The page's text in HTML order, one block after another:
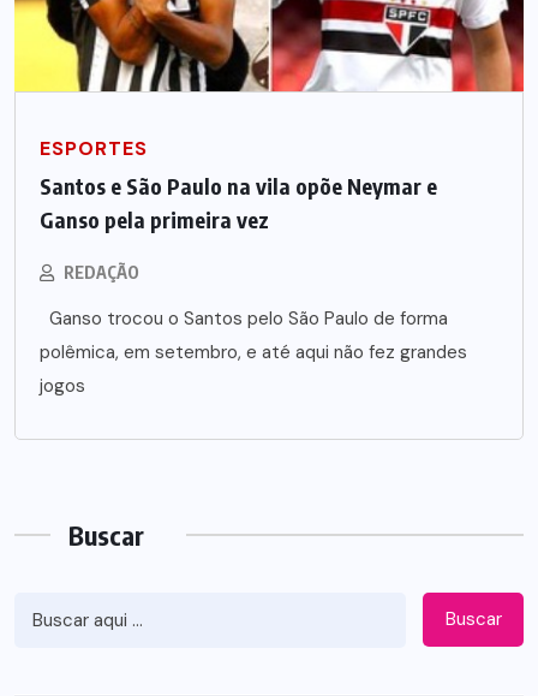
ESPORTES
Santos e São Paulo na vila opõe Neymar e
Ganso pela primeira vez
REDAÇÃO
Ganso trocou o Santos pelo São Paulo de forma
polêmica, em setembro, e até aqui não fez grandes
jogos
Buscar
Buscar